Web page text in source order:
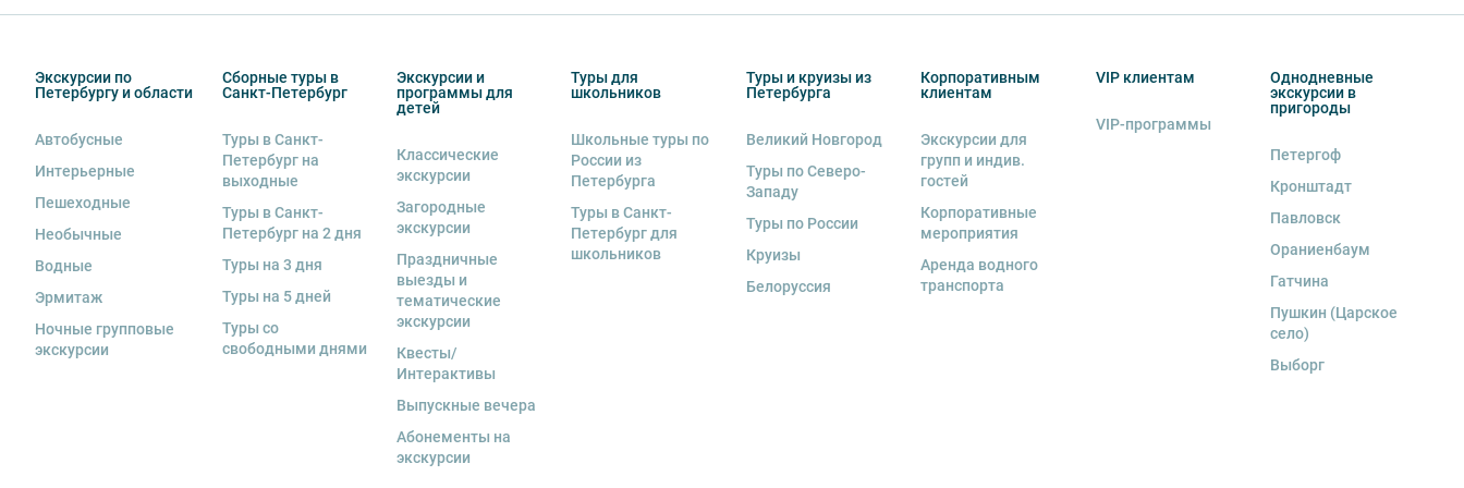
Вы также можете ближе познакомиться с намив разделе “О компании”.
если экскурсионная программа отменяется по инициативе экскурсионного объекта. В случае
8. На ряд экскурсий туроператор предоставляет в аренду аудиооборудование. Ответственность за
сохранность оборудования во время проведения экскурсионной программы возлагается на
экскурсанта. В случае утери или порчи оборудования экскурсант обязан возместить полную
стоимость комплекта в размере 5500 руб. 00 коп.
Экскурсии по
Петербургу и области
Автобусные
Интерьерные
Пешеходные
Необычные
Водные
Эрмитаж
Ночные групповые
экскурсии
Сборные туры в
Санкт-Петербург
Туры в Санкт-
Петербург на
выходные
Туры в Санкт-
Петербург на 2 дня
Туры на 3 дня
Туры на 5 дней
Туры со
свободными днями
Экскурсии и
программы для
детей
Классические
экскурсии
Загородные
экскурсии
Праздничные
выезды и
тематические
экскурсии
Квесты/
Интерактивы
Выпускные вечера
Абонементы на
экскурсии
Туры для
школьников
Школьные туры по
России из
Петербурга
Туры в Санкт-
Петербург для
школьников
Туры и круизы из
Петербурга
Великий Новгород
Туры по Северо-
Западу
Туры по России
Круизы
Белоруссия
Корпоративным
клиентам
Экскурсии для
групп и индив.
гостей
Корпоративные
мероприятия
Аренда водного
транспорта
VIP клиентам
VIP-программы
Однодневные
экскурсии в
пригороды
Петергоф
Кронштадт
Павловск
Ораниенбаум
Гатчина
Пушкин (Царское
село)
Выборг